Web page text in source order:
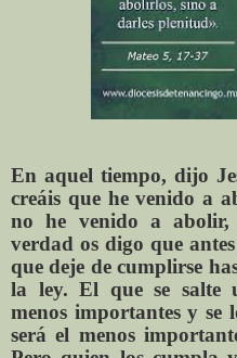
En aquel tiempo, dijo
creáis que he venido a
no he venido a
verdad os digo que
que deje de cumplirse
la ley. El que se salte
menos importantes y se
será el menos